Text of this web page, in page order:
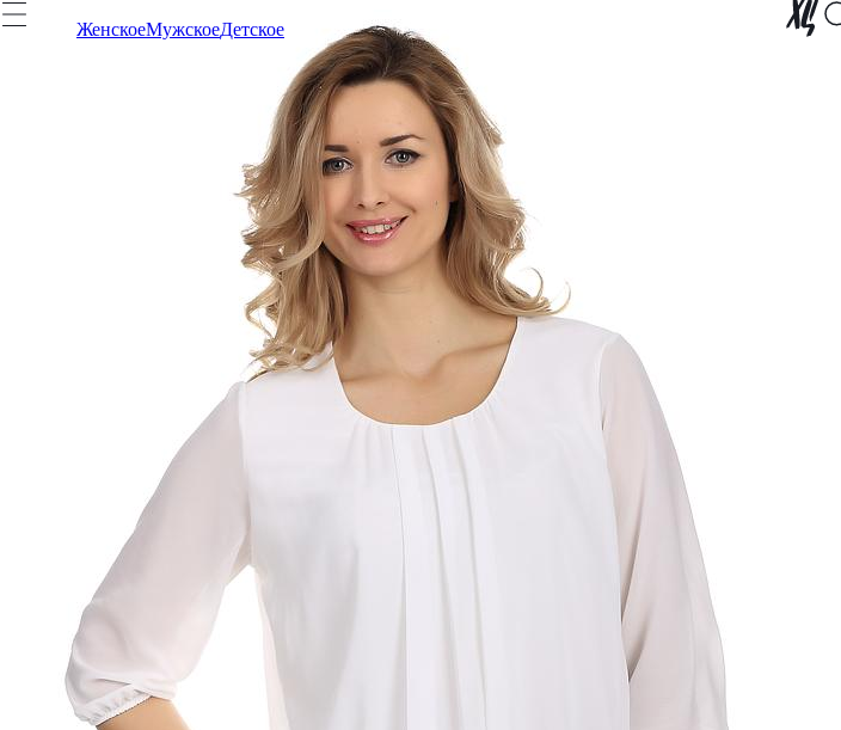
ЖенскоеМужскоеДетское